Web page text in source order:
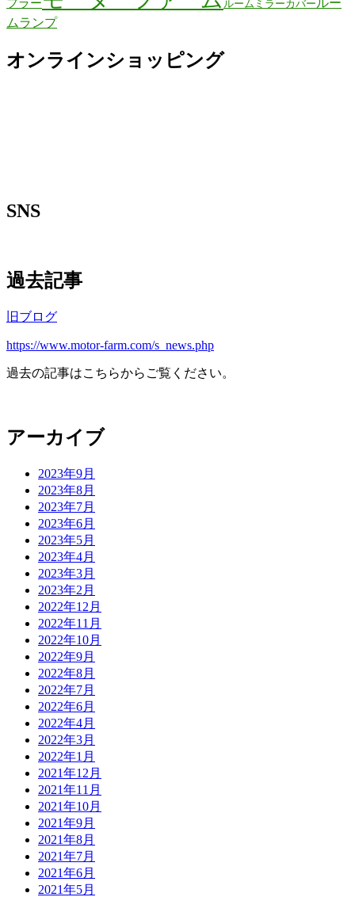
フラー ルームミラーカバー
ムランプ
オンラインショッピング
SNS
過去記事
旧ブログ
https://www.motor-farm.com/s_news.php
過去の記事はこちらからご覧ください。
アーカイブ
2023年9月
2023年8月
2023年7月
2023年6月
2023年5月
2023年4月
2023年3月
2023年2月
2022年12月
2022年11月
2022年10月
2022年9月
2022年8月
2022年7月
2022年6月
2022年4月
2022年3月
2022年1月
2021年12月
2021年11月
2021年10月
2021年9月
2021年8月
2021年7月
2021年6月
2021年5月